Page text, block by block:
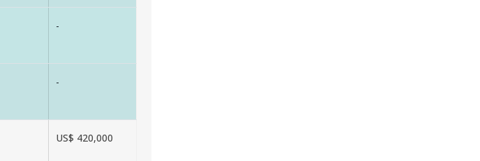
-
-
US$ 420,000